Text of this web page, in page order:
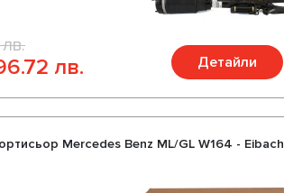
лв. Детайли
Mercedes Benz ML/GL W164 - Eibach